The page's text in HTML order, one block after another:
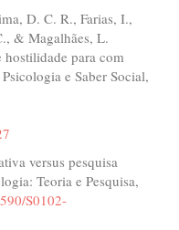
D. C. R., Farias, I.,
& Magalhães, L.
hostilidade para com
e Saber Social,
versus pesquisa
Teoria e Pesquisa,
S0102-